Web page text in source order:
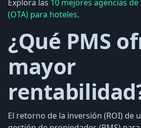
Explora las 10 mejores agencias de
(OTA) para hoteles.
¿Qué PMS
mayor
El retorno de la inversión (ROI) de